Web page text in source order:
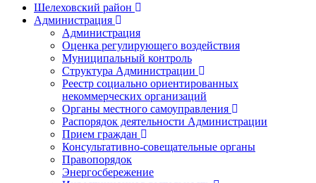
Шелеховский район
Администрация
Администрация
Оценка регулирующего воздействия
Муниципальный контроль
Структура Администрации
Реестр социально ориентированных
некоммерческих организаций
Органы местного самоуправления
Распорядок деятельности Администрации
Прием граждан
Консультативно-совещательные органы
Правопорядок
Энергосбережение